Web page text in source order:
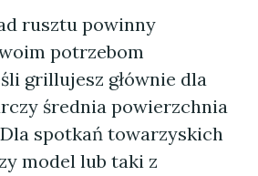
rusztu powinny
potrzebom
grillujesz głównie dla
średnia powierzchnia
Dla spotkań towarzyskich
model lub taki z